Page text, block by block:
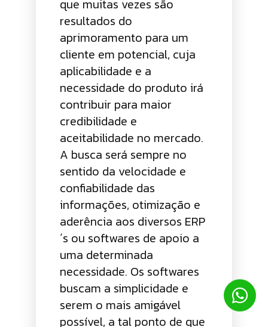
que muitas vezes são
resultados do
aprimoramento para um
cliente em potencial, cuja
aplicabilidade e a
necessidade do produto irá
contribuir para maior
credibilidade e
aceitabilidade no mercado.
A busca será sempre no
sentido da velocidade e
confiabilidade das
informações, otimização e
aderência aos diversos ERP
´s ou softwares de apoio a
uma determinada
necessidade. Os softwares
buscam a simplicidade e
serem o mais amigável
possível, a tal ponto de que